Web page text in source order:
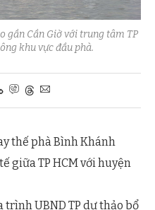
gần Cần Giờ với trung tâm TP
khu vực đầu phà.
thế phà Bình Khánh
giữa TP HCM với huyện
trình UBND TP dự thảo bổ